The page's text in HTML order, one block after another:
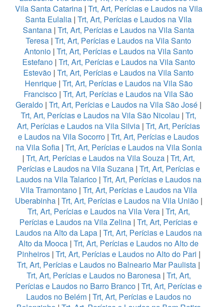
Vila Santa Catarina| Trt, Art, Perícias e Laudos na Vila
Santa Eulalia | Trt, Art, Perícias e Laudos na Vila
Santana | Trt, Art, Perícias e Laudos na Vila Santa
Teresa | Trt, Art, Perícias e Laudos na Vila Santo
Antonio| Trt, Art, Perícias e Laudos na Vila Santo
Estefano| Trt, Art, Perícias e Laudos na Vila Santo
Estevão | Trt, Art, Perícias e Laudos na Vila Santo
Henrique| Trt, Art, Perícias e Laudos na Vila São
Francisco | Trt, Art, Perícias e Laudos na Vila São
Geraldo | Trt, Art, Perícias e Laudos na Vila São José |
Trt, Art, Perícias e Laudos na Vila São Nicolau | Trt,
Art, Perícias e Laudos na Vila Silvia | Trt, Art, Perícias
e Laudos na Vila Socorro | Trt, Art, Perícias e Laudos
na Vila Sofia| Trt, Art, Perícias e Laudos na Vila Sonia
| Trt, Art, Perícias e Laudos na Vila Souza | Trt, Art,
Perícias e Laudos na Vila Suzana | Trt, Art, Perícias e
Laudos na Vila Talarico| Trt, Art, Perícias e Laudos na
Vila Tramontano| Trt, Art, Perícias e Laudos na Vila
Uberabinha| Trt, Art, Perícias e Laudos na Vila União|
Trt, Art, Perícias e Laudos na Vila Vera| Trt, Art,
Perícias e Laudos na Vila Zelina | Trt, Art, Perícias e
Laudos na Alto da Lapa| Trt, Art, Perícias e Laudos na
Alto da Mooca | Trt, Art, Perícias e Laudos no Alto de
Pinheiros| Trt, Art, Perícias e Laudos no Alto do Pari |
Trt, Art, Perícias e Laudos no Balneario Mar Paulista |
Trt, Art, Perícias e Laudos no Baronesa| Trt, Art,
Perícias e Laudos no Barro Branco| Trt, Art, Perícias e
Laudos no Belém| Trt, Art, Perícias e Laudos no